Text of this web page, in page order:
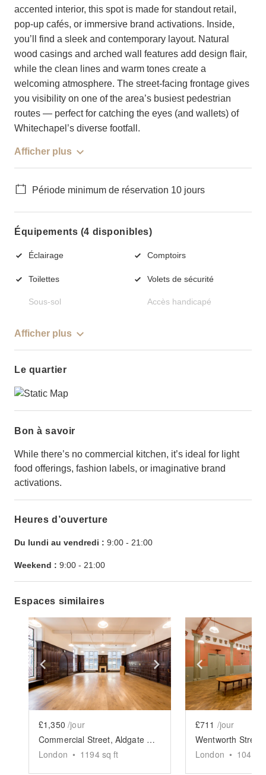
accented interior, this spot is made for standout retail,
pop-up cafés, or immersive brand activations. Inside,
you’ll find a sleek and contemporary layout. Natural
wood casings and arched wall features add design flair,
while the clean lines and warm tones create a
welcoming atmosphere. The street-facing frontage gives
you visibility on one of the area’s busiest pedestrian
routes — perfect for catching the eyes (and wallets) of
Whitechapel’s diverse footfall.
Afficher plus
Période minimum de réservation 10 jours
Équipements (4 disponibles)
Éclairage Comptoirs
Toilettes Volets de sécurité
Sous-sol Accès handicapé
Afficher plus
Le quartier
Bon à savoir
While there’s no commercial kitchen, it’s ideal for light
food offerings, fashion labels, or imaginative brand
activations.
Heures d’ouverture
Du lundi au vendredi : 9:00 - 21:00
Weekend : 9:00 - 21:00
Espaces similaires
Show previous slide Show next slide
£1,350 /jour
Commercial Street, Aldgate – The Lecture Hall
London • 1194sq ft
Show
£711 /jour
London • 1044